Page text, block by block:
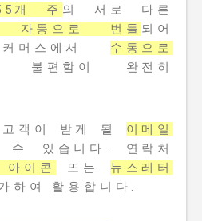
개 주 의 서로 다른
자동으로 번들 되어
머스에서 수동으로
불편함이 완전히
객이 받게 될 이메일
수 있습니다. 연락처
이콘 또는 뉴스레터
하여 활용합니다.